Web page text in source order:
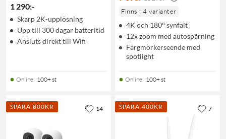
1 290:-
Skarp 2K-upplösning
Upp till 300 dagar batteritid
Ansluts direkt till Wifi
Online: 100+ st
Finns i 4 varianter
4K och 180° synfält
12x zoom med autospårning
Färgmörkerseende med
spotlight
Online: 100+ st
SPARA 800KR 14 SPARA 400KR 7